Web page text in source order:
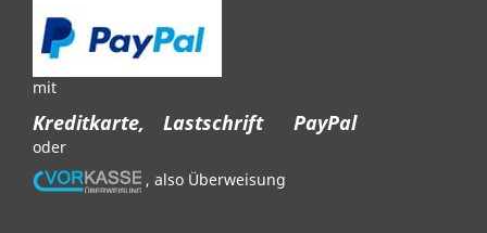
mit
Kreditkarte, Lastschrift PayPal
oder
, also Überweisung